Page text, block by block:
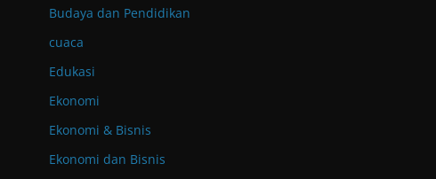
Budaya dan Pendidikan
cuaca
Edukasi
Ekonomi
Ekonomi & Bisnis
Ekonomi dan Bisnis